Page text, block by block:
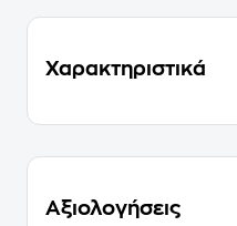
Χαρακτηριστικά
Αξιολογήσεις